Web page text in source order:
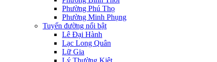
Phường Phú Thọ
Phường Minh Phụng
Tuyến đường nổi bật
Lê Đại Hành
Lạc Long Quân
Lữ Gia
Lý Thường Kiệt